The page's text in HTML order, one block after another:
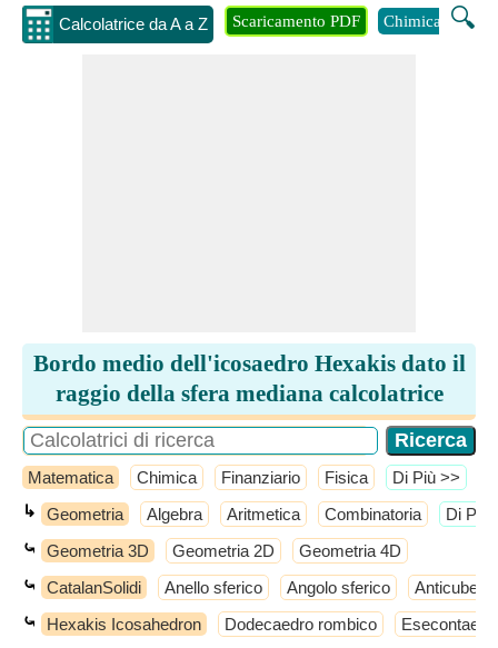
Calcolatrice da A a Z 🔍
Scaricamento PDF Chimica
Bordo medio dell'icosaedro Hexakis dato il
raggio della sfera mediana calcolatrice
Matematica Chimica Finanziario Fisica ​Di Più >>
↳ Geometria Algebra Aritmetica Combinatoria ​Di Più
⤿ Geometria 3D Geometria 2D Geometria 4D
⤿ CatalanSolidi Anello sferico Angolo sferico Anticube
⤿ Hexakis Icosahedron Dodecaedro rombico